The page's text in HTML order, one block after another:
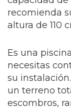
recomienda
altura de 110
Es una
necesitas
su
un terreno
escombros,